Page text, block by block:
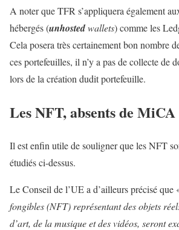
A noter que TFR s’appliquera également
hébergés (unhostedwallets) comme les
Cela posera très certainement bon nombre
ces portefeuilles, il n’y a pas de collecte de
lors de la création dudit portefeuille.
Les NFT, absents de MiCA
Il est enfin utile de souligner que les NFT
étudiés ci-dessus.
Le Conseil de l’UE a d’ailleurs précisé que
fongibles (NFT) représentant des objets
d’art, de la musique et des vidéos, seront